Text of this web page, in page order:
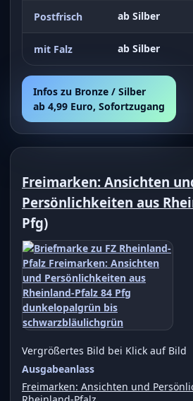
Postfrisch ab Silber
mit Falz ab Silber
Infos zu Bronze / Silber
ab 4,99 Euro, Sofortzugang
Freimarken: Ansichten
Persönlichkeiten aus
Pfg)
Vergrößertes Bild bei Klick auf Bild
Ausgabeanlass
Freimarken: Ansichten und